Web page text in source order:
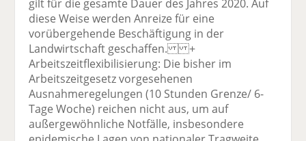
gilt für die gesamte Dauer des Jahres 2020. Auf
diese Weise werden Anreize für eine
vorübergehende Beschäftigung in der
Landwirtschaft geschaffen. +
Arbeitszeitflexibilisierung: Die bisher im
Arbeitszeitgesetz vorgesehenen
Ausnahmeregelungen (10 Stunden Grenze/ 6-
Tage Woche) reichen nicht aus, um auf
außergewöhnliche Notfälle, insbesondere